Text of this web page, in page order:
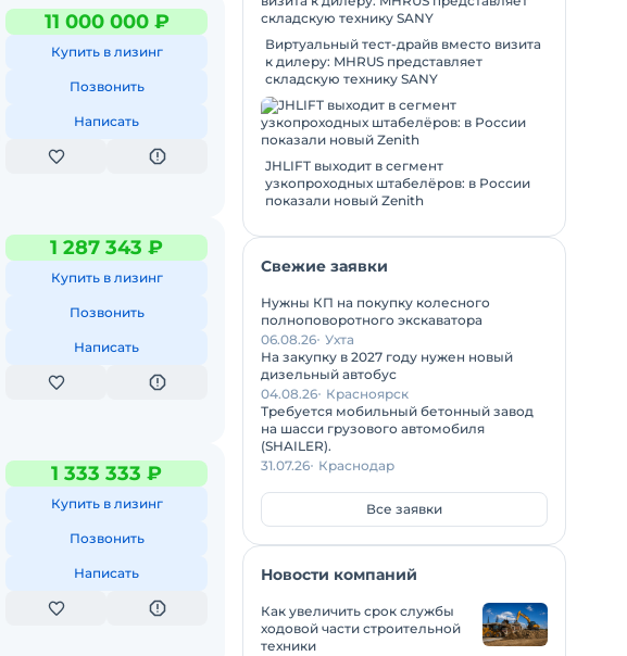
11 000 000 ₽
Купить в лизинг
Позвонить
Написать
1 287 343 ₽
Купить в лизинг
Позвонить
Написать
1 333 333 ₽
Купить в лизинг
Позвонить
Написать
Виртуальный тест-драйв вместо визита
к дилеру: MHRUS представляет
складскую технику SANY
JHLIFT выходит в сегмент
узкопроходных штабелёров: в России
показали новый Zenith
Свежие заявки
Нужны КП на покупку колесного
полноповоротного экскаватора
06.08.26 Ухта
На закупку в 2027 году нужен новый
дизельный автобус
04.08.26 Красноярск
Требуется мобильный бетонный завод
на шасси грузового автомобиля
(SHAILER).
31.07.26 Краснодар
Все заявки
Новости компаний
Как увеличить срок службы
ходовой части строительной
техники